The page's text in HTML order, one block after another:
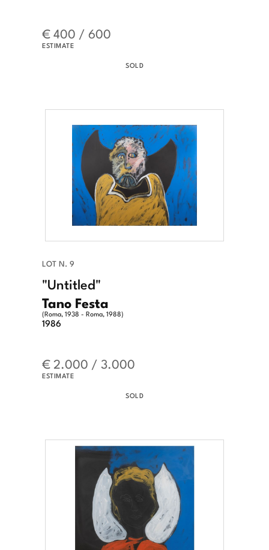
€ 400 / 600
ESTIMATE
SOLD
LOT N. 9
Tano Festa
(Roma, 1938 - Roma, 1988)
"Untitled"
1986
€ 2.000 / 3.000
ESTIMATE
SOLD